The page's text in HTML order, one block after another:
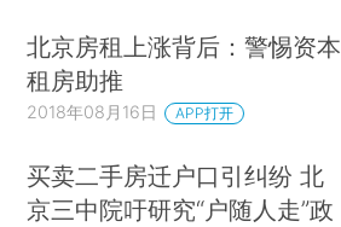
北京房租上涨背后：警惕资本
租房助推
2018年08月16日 APP打开
买卖二手房迁户口引纠纷 北
京三中院吁研究“户随人走”政